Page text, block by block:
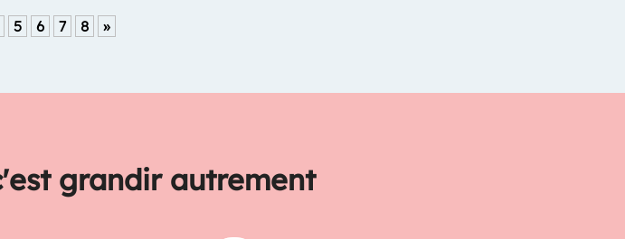
5 6 7 8 »
grandir autrement